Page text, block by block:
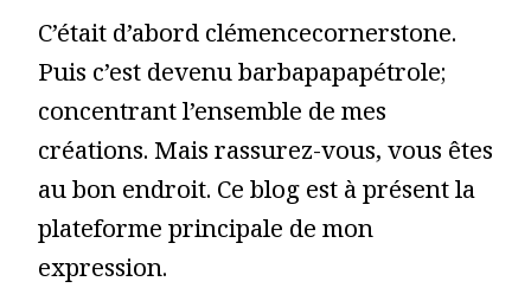
C’était d’abord clémencecornerstone.
Puis c’est devenu barbapapapétrole;
concentrant l’ensemble de mes
créations. Mais rassurez-vous, vous êtes
au bon endroit. Ce blog est à présent la
plateforme principale de mon
expression.